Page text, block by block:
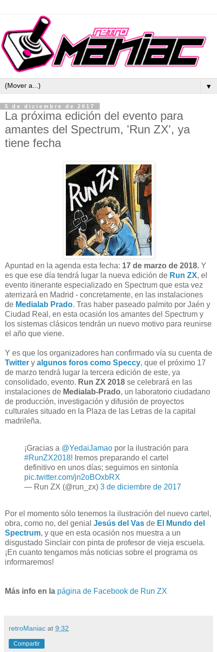
▼
5 de diciembre de 2017
La próxima edición del evento para
amantes del Spectrum, 'Run ZX', ya
tiene fecha
Apuntad en la agenda esta fecha: 17 de marzo de 2018. Y
es que ese día tendrá lugar la nueva edición de Run ZX, el
evento itinerante especializado en Spectrum que esta vez
aterrizará en Madrid - concretamente, en las instalaciones
de Medialab Prado. Tras haber paseado palmito por Jaén y
Ciudad Real, en esta ocasión los amantes del Spectrum y
los sistemas clásicos tendrán un nuevo motivo para reunirse
el año que viene.
Y es que los organizadores han confirmado vía su cuenta de
Twitter y algunos foros como Speccy, que el próximo 17
de marzo tendrá lugar la tercera edición de este, ya
consolidado, evento. Run ZX 2018 se celebrará en las
instalaciones de Medialab-Prado, un laboratorio ciudadano
de producción, investigación y difusión de proyectos
culturales situado en la Plaza de las Letras de la capital
madrileña.
¡Gracias a @YedaiJamao por la ilustración para
#RunZX2018! Iremos preparando el cartel
definitivo en unos días; seguimos en sintonía
pic.twitter.com/jn2oBOxbRX
— Run ZX (@run_zx) 3 de diciembre de 2017
Por el momento sólo tenemos la ilustración del nuevo cartel,
obra, como no, del genial Jesús del Vas de El Mundo del
Spectrum, y que en esta ocasión nos muestra a un
disgustado Sinclair con pinta de profesor de vieja escuela.
¡En cuanto tengamos más noticias sobre el programa os
informaremos!
Más info en la página de Facebook de Run ZX
retroManiac at 9:32
Compartir